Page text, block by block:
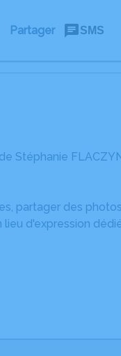
Partager SMS
Stéphanie
partager des
d'expression